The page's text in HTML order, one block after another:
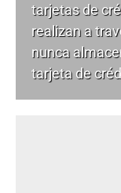
tarjetas de
realizan a
nunca
tarjeta de